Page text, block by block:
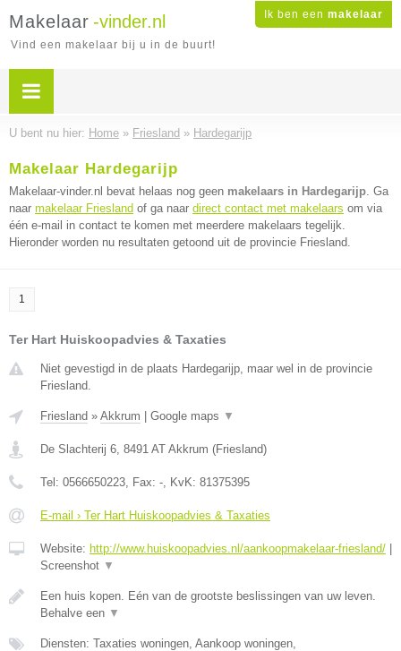
Ik ben een makelaar
Makelaar -vinder.nl
Vind een makelaar bij u in de buurt!
U bent nu hier: Home » Friesland » Hardegarijp
Makelaar Hardegarijp
Makelaar-vinder.nl bevat helaas nog geen makelaars in Hardegarijp. Ga
naar makelaar Friesland of ga naar direct contact met makelaars om via
één e-mail in contact te komen met meerdere makelaars tegelijk.
Hieronder worden nu resultaten getoond uit de provincie Friesland.
1
Ter Hart Huiskoopadvies & Taxaties
Niet gevestigd in de plaats Hardegarijp, maar wel in de provincie
Friesland.
Friesland » Akkrum Google maps ▼
De Slachterij 6, 8491 AT Akkrum (Friesland)
Tel: 0566650223, Fax: -, KvK: 81375395
E-mail › Ter Hart Huiskoopadvies & Taxaties
Website: http://www.huiskoopadvies.nl/aankoopmakelaar-friesland/
Screenshot ▼
Een huis kopen. Eén van de grootste beslissingen van uw leven.
Behalve een ▼
Diensten: Taxaties woningen, Aankoop woningen,